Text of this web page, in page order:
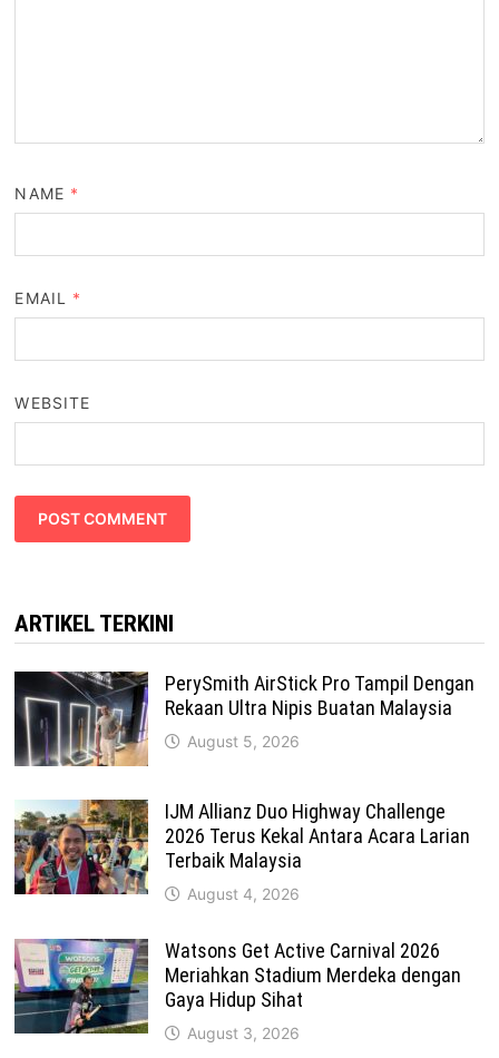
NAME *
EMAIL *
WEBSITE
ARTIKEL TERKINI
PerySmith AirStick Pro Tampil Dengan
Rekaan Ultra Nipis Buatan Malaysia
August 5, 2026
IJM Allianz Duo Highway Challenge
2026 Terus Kekal Antara Acara Larian
Terbaik Malaysia
August 4, 2026
Watsons Get Active Carnival 2026
Meriahkan Stadium Merdeka dengan
Gaya Hidup Sihat
August 3, 2026